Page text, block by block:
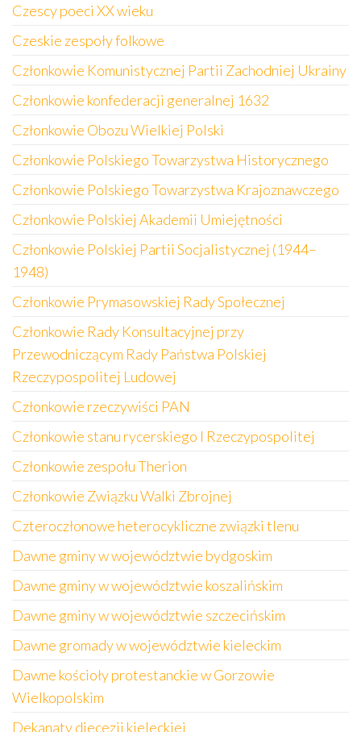
Czescy poeci XX wieku
Czeskie zespoły folkowe
Członkowie Komunistycznej Partii Zachodniej Ukrainy
Członkowie konfederacji generalnej 1632
Członkowie Obozu Wielkiej Polski
Członkowie Polskiego Towarzystwa Historycznego
Członkowie Polskiego Towarzystwa Krajoznawczego
Członkowie Polskiej Akademii Umiejętności
Członkowie Polskiej Partii Socjalistycznej (1944–
1948)
Członkowie Prymasowskiej Rady Społecznej
Członkowie Rady Konsultacyjnej przy
Przewodniczącym Rady Państwa Polskiej
Rzeczypospolitej Ludowej
Członkowie rzeczywiści PAN
Członkowie stanu rycerskiego I Rzeczypospolitej
Członkowie zespołu Therion
Członkowie Związku Walki Zbrojnej
Czteroczłonowe heterocykliczne związki tlenu
Dawne gminy w województwie bydgoskim
Dawne gminy w województwie koszalińskim
Dawne gminy w województwie szczecińskim
Dawne gromady w województwie kieleckim
Dawne kościoły protestanckie w Gorzowie
Wielkopolskim
Dekanaty diecezji kieleckiej